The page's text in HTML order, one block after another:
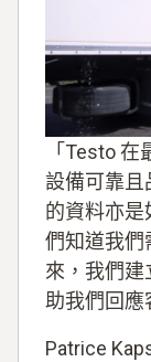
「Testo
設備可靠且
的資料亦
們知道我們
來，我們建
助我們回應
Patrice